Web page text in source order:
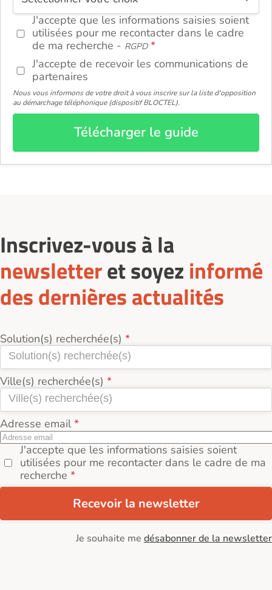
J'accepte que les informations saisies soient
utilisées pour me recontacter dans le cadre
de ma recherche - RGPD
J'accepte de recevoir les communications de
partenaires
Nous vous informons de votre droit à vous inscrire sur la liste d'opposition
au démarchage téléphonique (dispositif BLOCTEL).
Télécharger le guide
Inscrivez-vous à la
newsletteret soyez informé
des dernières actualités
Solution(s) recherchée(s)
Ville(s) recherchée(s)
Adresse email
J'accepte que les informations saisies soient
utilisées pour me recontacter dans le cadre de ma
recherche
Recevoir la newsletter
Je souhaite me désabonner de la newsletter